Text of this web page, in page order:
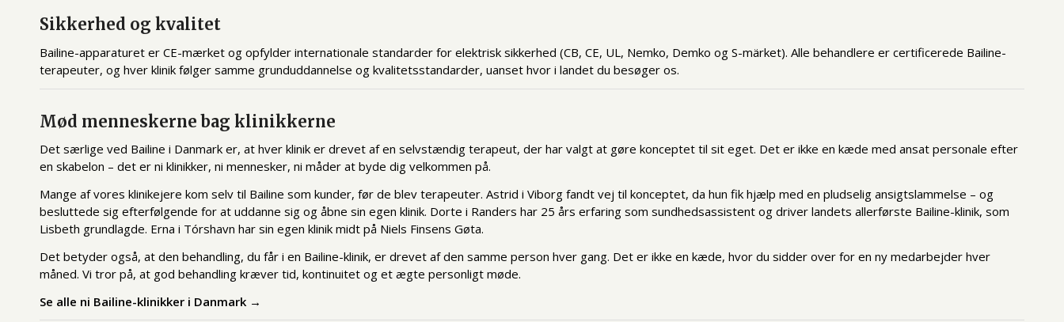
Sikkerhed og kvalitet
Bailine-apparaturet er CE-mærket og opfylder internationale standarder for elektrisk sikkerhed (CB, CE, UL, Nemko, Demko og S-märket). Alle behandlere er certificerede Bailine-
terapeuter, og hver klinik følger samme grunduddannelse og kvalitetsstandarder, uanset hvor i landet du besøger os.
Mød menneskerne bag klinikkerne
Det særlige ved Bailine i Danmark er, at hver klinik er drevet af en selvstændig terapeut, der har valgt at gøre konceptet til sit eget. Det er ikke en kæde med ansat personale efter
en skabelon – det er ni klinikker, ni mennesker, ni måder at byde dig velkommen på.
Mange af vores klinikejere kom selv til Bailine som kunder, før de blev terapeuter. Astrid i Viborg fandt vej til konceptet, da hun fik hjælp med en pludselig ansigtslammelse – og
besluttede sig efterfølgende for at uddanne sig og åbne sin egen klinik. Dorte i Randers har 25 års erfaring som sundhedsassistent og driver landets allerførste Bailine-klinik, som
Lisbeth grundlagde. Erna i Tórshavn har sin egen klinik midt på Niels Finsens Gøta.
Det betyder også, at den behandling, du får i en Bailine-klinik, er drevet af den samme person hver gang. Det er ikke en kæde, hvor du sidder over for en ny medarbejder hver
måned. Vi tror på, at god behandling kræver tid, kontinuitet og et ægte personligt møde.
Se alle ni Bailine-klinikker i Danmark →